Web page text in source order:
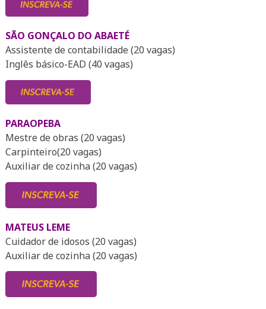
SÃO GONÇALO DO ABAETÉ
Assistente de contabilidade (20 vagas)
Inglês básico-EAD (40 vagas)
PARAOPEBA
Mestre de obras (20 vagas)
Carpinteiro(20 vagas)
Auxiliar de cozinha (20 vagas)
MATEUS LEME
Cuidador de idosos (20 vagas)
Auxiliar de cozinha (20 vagas)